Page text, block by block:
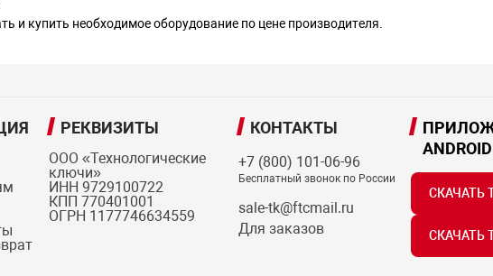
и купить необходимое оборудование по цене производителя.
РЕКВИЗИТЫ
ООО «Технологические
ключи»
ИНН 9729100722
КПП 770401001
ОГРН 1177746634559
КОНТАКТЫ
+7 (800) 101-06-96
Бесплатный звонок по России
sale-tk@ftcmail.ru
Для заказов
ANDROID
СКАЧАТЬ
СКАЧАТЬ